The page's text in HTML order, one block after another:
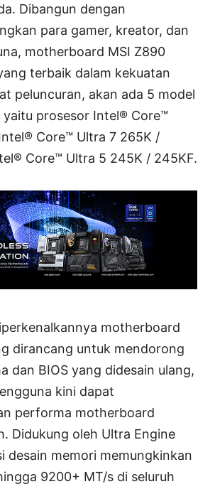
Dibangun dengan
para gamer, kreator, dan
motherboard MSI Z890
terbaik dalam kekuatan
peluncuran, akan ada 5 model
prosesor Intel® Core™
Core™ Ultra 7 265K /
Core™ Ultra 5 245K / 245KF.
motherboard
dirancang untuk mendorong
dan BIOS yang didesain ulang,
kini dapat
performa motherboard
Didukung oleh Ultra Engine
desain memori memungkinkan
9200+ MT/s di seluruh